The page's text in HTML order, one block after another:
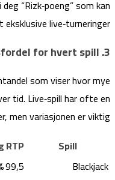
“Rizk‑poeng” som kan
live‑turneringer.
3. Forstå RTP og husfordel for hvert spill
som viser hvor mye
tid. Live‑spill har ofte en
men variasjonen er viktig:
Spill
RTP
Blackjack
99,5 %